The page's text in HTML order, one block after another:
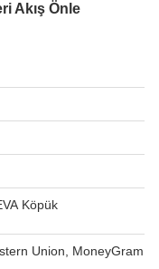
Akış Önle
Köpük
Union, MoneyGram